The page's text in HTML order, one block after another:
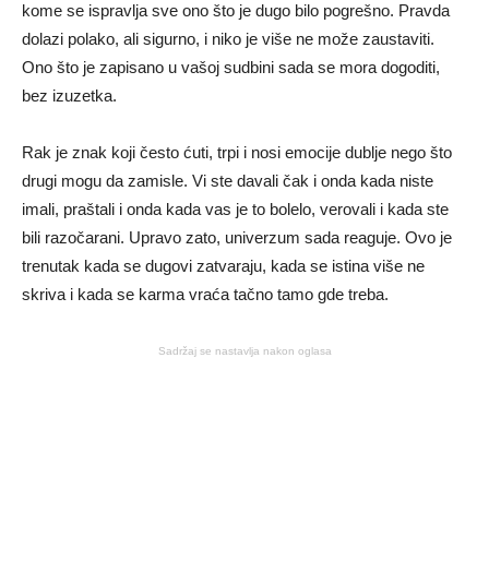
kome se ispravlja sve ono što je dugo bilo pogrešno. Pravda
dolazi polako, ali sigurno, i niko je više ne može zaustaviti.
Ono što je zapisano u vašoj sudbini sada se mora dogoditi,
bez izuzetka.
Rak je znak koji često ćuti, trpi i nosi emocije dublje nego što
drugi mogu da zamisle. Vi ste davali čak i onda kada niste
imali, praštali i onda kada vas je to bolelo, verovali i kada ste
bili razočarani. Upravo zato, univerzum sada reaguje. Ovo je
trenutak kada se dugovi zatvaraju, kada se istina više ne
skriva i kada se karma vraća tačno tamo gde treba.
Sadržaj se nastavlja nakon oglasa